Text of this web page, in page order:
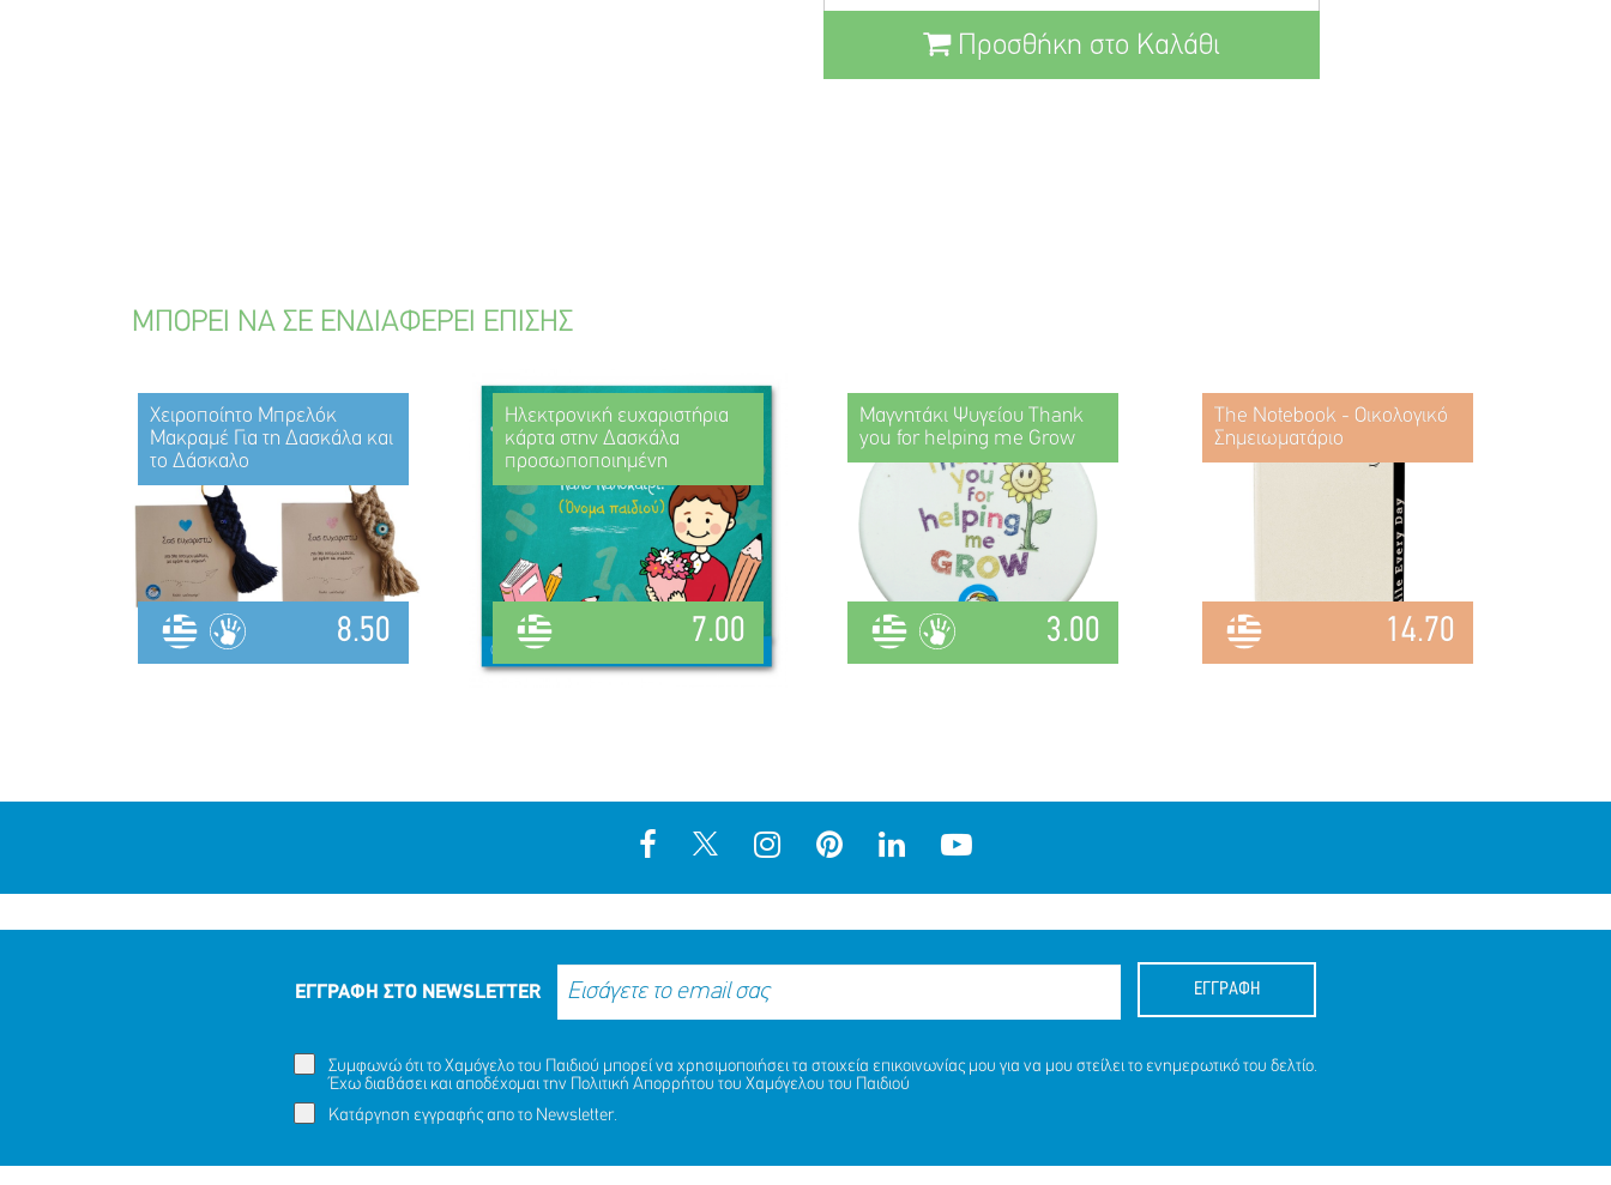
Προσθήκη στο Καλάθι
ΜΠΟΡΕΙ ΝΑ ΣΕ ΕΝΔΙΑΦΕΡΕΙ ΕΠΙΣΗΣ
Χειροποίητο Μπρελόκ
Μακραμέ Για τη Δασκάλα και
το Δάσκαλο
8.50
Ηλεκτρονική ευχαριστήρια
κάρτα στην Δασκάλα
προσωποποιημένη
7.00
Μαγνητάκι Ψυγείου Thank
you for helping me Grow
3.00
The Notebook - Οικολογικό
Σημειωματάριο
14.70
ΕΓΓΡΑΦΗ ΣΤΟ NEWSLETTER ΕΓΓΡΑΦΗ
Συμφωνώ ότι το Χαμόγελο του Παιδιού μπορεί να χρησιμοποιήσει τα στοιχεία επικοινωνίας μου για να μου στείλει το ενημερωτικό του δελτίο.
Έχω διαβάσει και αποδέχομαι την Πολιτική Απορρήτου του Χαμόγελου του Παιδιού
Κατάργηση εγγραφής απο το Newsletter.